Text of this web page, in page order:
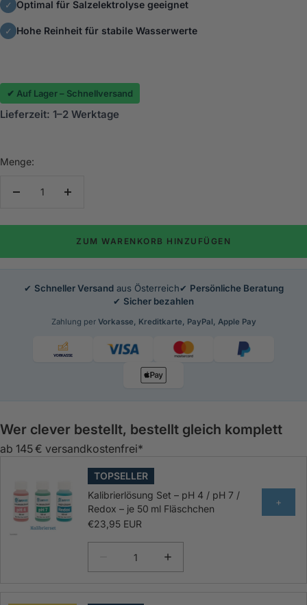
✓ Optimal für Salzelektrolyse geeignet
✓ Hohe Reinheit für stabile Wasserwerte
✔ Auf Lager – Schnellversand
Lieferzeit: 1–2 Werktage
Menge:
Menge
Menge
ZUM WARENKORB HINZUFÜGEN
✔ Schneller Versandaus Österreich✔ Persönliche Beratung
✔ Sicher bezahlen
Zahlung per Vorkasse, Kreditkarte, PayPal, Apple Pay
Wer clever bestellt, bestellt gleich komplett
ab 145 € versandkostenfrei*
TOPSELLER
Kalibrierlösung Set – pH 4 / pH 7 /
Redox – je 50 ml Fläschchen
€23,95 EUR
+